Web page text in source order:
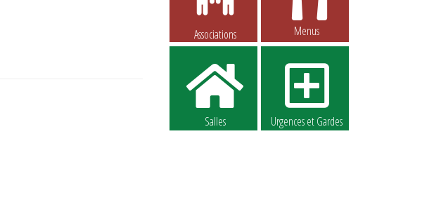
Associations Menus
Salles Urgences et Gardes